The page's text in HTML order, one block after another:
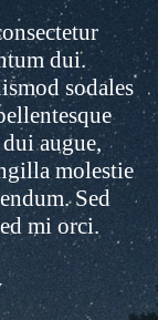
dui.
sodales
augue,
molestie
Sed
mi orci.